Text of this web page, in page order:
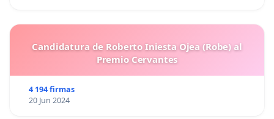
Candidatura de Roberto Iniesta Ojea (Robe) al
Premio Cervantes
4 194 firmas
20 Jun 2024